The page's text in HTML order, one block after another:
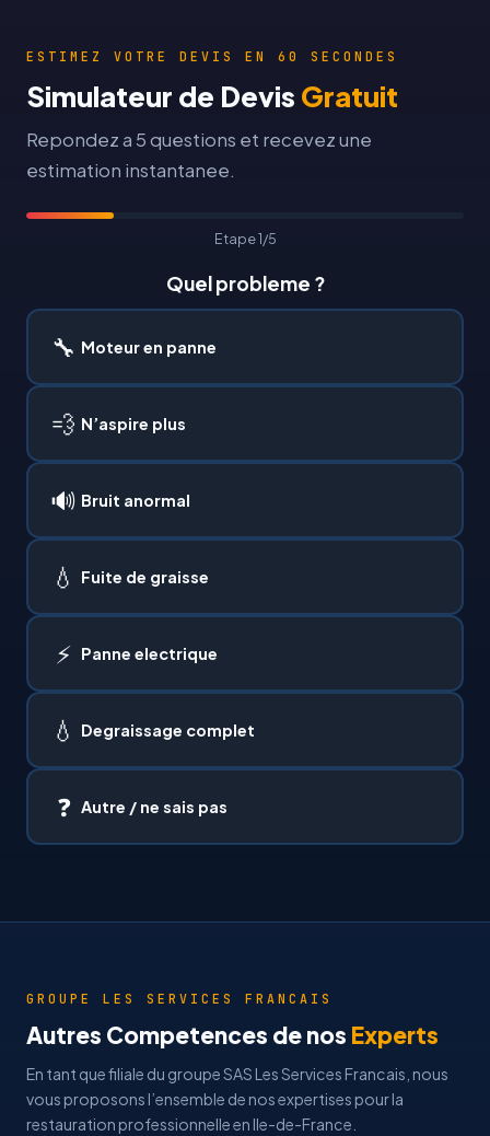
ESTIMEZ VOTRE DEVIS EN 60 SECONDES
Simulateur de Devis Gratuit
Repondez a 5 questions et recevez une
estimation instantanee.
Etape 1/5
Quel probleme ?
🔧 Moteur en panne
💨 N’aspire plus
🔊 Bruit anormal
💧 Fuite de graisse
⚡ Panne electrique
💧 Degraissage complet
❓ Autre / ne sais pas
GROUPE LES SERVICES FRANCAIS
Autres Competences de nos Experts
En tant que filiale du groupe SAS Les Services Francais, nous
vous proposons l’ensemble de nos expertises pour la
restauration professionnelle en Ile-de-France.